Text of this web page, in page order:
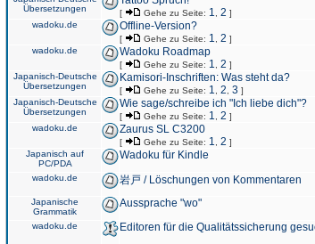
Übersetzungen
[ Gehe zu Seite: 1 2 ]
wadoku.de Offline-Version?
[ Gehe zu Seite: 1 2 ]
wadoku.de Wadoku Roadmap
[ Gehe zu Seite: 1 2 ]
Japanisch-Deutsche
Übersetzungen
Kamisori-Inschriften: Was steht da?
[ Gehe zu Seite: 1 2 3 ]
Japanisch-Deutsche
Übersetzungen
Wie sage/schreibe ich "Ich liebe dich"?
[ Gehe zu Seite: 1 2 ]
wadoku.de Zaurus SL C3200
[ Gehe zu Seite: 1 2 ]
Japanisch auf
PC/PDA
Wadoku für Kindle
wadoku.de 岩戸 / Löschungen von Kommentaren
Japanische
Grammatik
Aussprache "wo"
wadoku.de Editoren für die Qualitätssicherung